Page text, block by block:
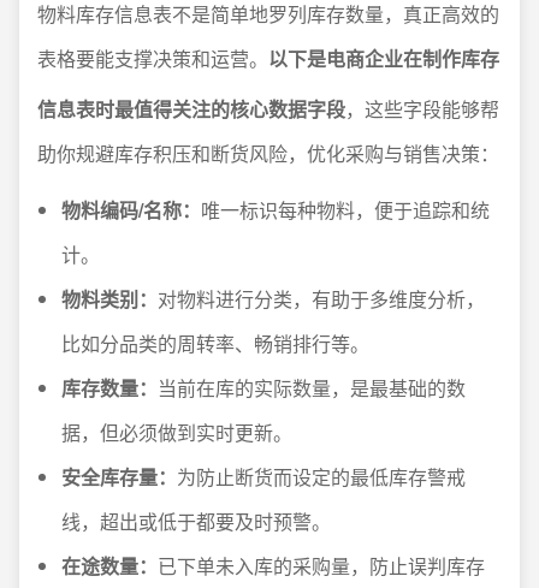
物料库存信息表不是简单地罗列库存数量，真正高效的
表格要能支撑决策和运营。 以下是电商企业在制作库存
信息表时最值得关注的核心数据字段，这些字段能够帮
助你规避库存积压和断货风险，优化采购与销售决策：
物料编码/名称： 唯一标识每种物料，便于追踪和统
计。
物料类别： 对物料进行分类，有助于多维度分析，
比如分品类的周转率、畅销排行等。
库存数量： 当前在库的实际数量，是最基础的数
据，但必须做到实时更新。
安全库存量： 为防止断货而设定的最低库存警戒
线，超出或低于都要及时预警。
在途数量： 已下单未入库的采购量，防止误判库存